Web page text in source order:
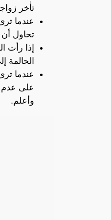
تأخر
عندما
تحاول
إذا رأت
الحالمة
عندما
على عدم
وأعلم.